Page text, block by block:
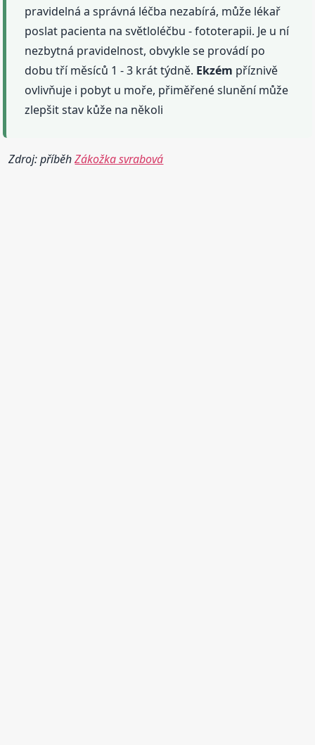
pravidelná a správná léčba nezabírá, může lékař
poslat pacienta na světloléčbu - fototerapii. Je u ní
nezbytná pravidelnost, obvykle se provádí po
dobu tří měsíců 1 - 3 krát týdně. Ekzém příznivě
ovlivňuje i pobyt u moře, přiměřené slunění může
zlepšit stav kůže na několi
Zdroj: příběhZákožka svrabová